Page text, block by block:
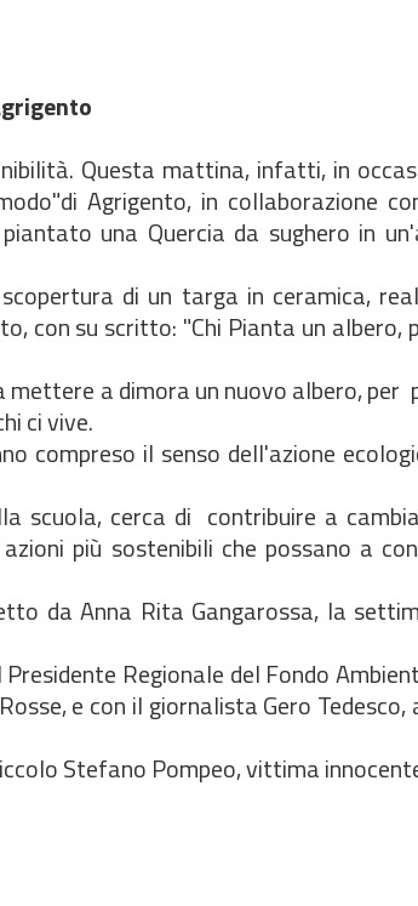
Questa mattina, infatti, in
Agrigento, in collaborazione
una Quercia da sughero in
di un targa in ceramica,
con su scritto: "Chi Pianta un albero,
a dimora un nuovo albero, per
ci vive.
compreso il senso dell'azione
scuola, cerca di contribuire a
più sostenibili che possano a
da Anna Rita Gangarossa, la
Regionale del Fondo
e con il giornalista Gero
Stefano Pompeo, vittima